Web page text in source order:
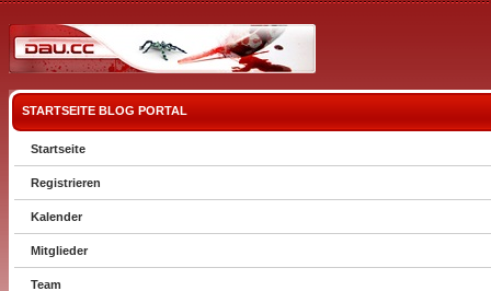
STARTSEITE BLOG PORTAL
Startseite
Registrieren
Kalender
Mitglieder
Team